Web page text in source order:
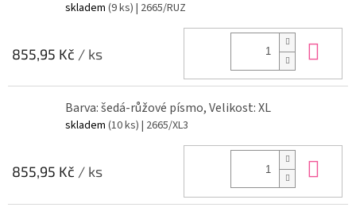
skladem (9 ks) | 2665/RUZ
855,95 Kč / ks
Barva: šedá-růžové písmo, Velikost: XL
skladem (10 ks) | 2665/XL3
855,95 Kč / ks